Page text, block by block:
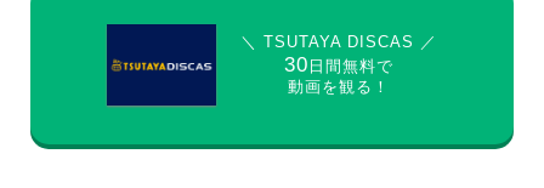
＼ TSUTAYA DISCAS ／
30 日間無料で
動画を観る！